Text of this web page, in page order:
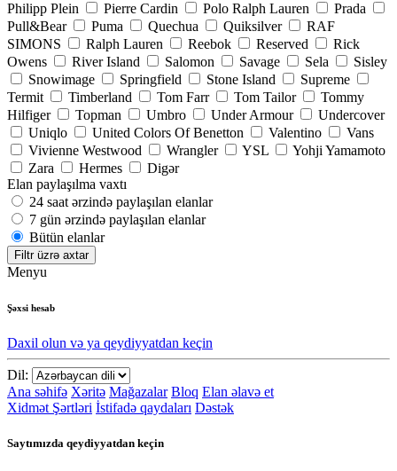
Philipp Plein
Pierre Cardin Polo Ralph Lauren
Prada
Pull&Bear
Puma Quechua Quiksilver
RAF
SIMONS
Ralph Lauren Reebok Reserved
Rick
Owens
River Island Salomon Savage Sela
Sisley
Snowimage
Springfield Stone Island
Supreme
Termit
Timberland Tom Farr Tom Tailor
Tommy
Hilfiger
Topman Umbro Under Armour
Undercover
Uniqlo
United Colors Of Benetton Valentino
Vans
Vivienne Westwood
Wrangler YSL
Yohji Yamamoto
Zara
Hermes
Digər
Elan paylaşılma vaxtı
24 saat ərzində paylaşılan elanlar
7 gün ərzində paylaşılan elanlar
Bütün elanlar
Filtr üzrə axtar
Menyu
Şəxsi hesab
Daxil olun və ya qeydiyyatdan keçin
Dil:
Ana səhifə Xəritə Mağazalar Bloq Elan əlavə et
Xidmət Şərtləri İstifadə qaydaları Dəstək
Saytımızda qeydiyyatdan keçin